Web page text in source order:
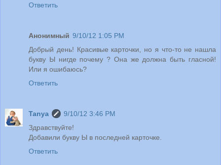
Ответить
Анонимный 9/10/12 1:05 PM
Добрый день! Красивые карточки, но я что-то не нашла
букву Ы нигде почему ? Она же должна быть гласной!
Или я ошибаюсь?
Ответить
Tanya
9/10/12 3:46 PM
Здравствуйте!
Добавили букву Ы в последней карточке.
Ответить